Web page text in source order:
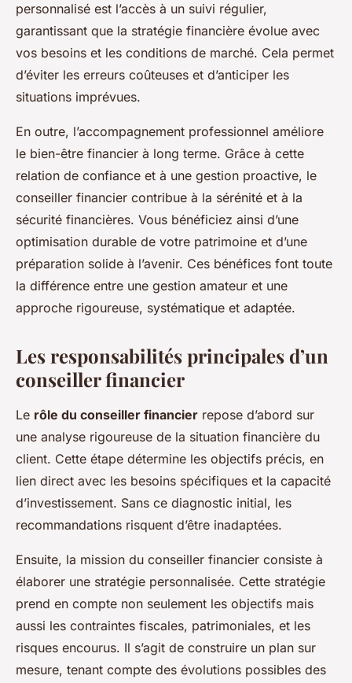
personnalisé est l’accès à un suivi régulier,
garantissant que la stratégie financière évolue avec
vos besoins et les conditions de marché. Cela permet
d’éviter les erreurs coûteuses et d’anticiper les
situations imprévues.
En outre, l’accompagnement professionnel améliore
le bien-être financier à long terme. Grâce à cette
relation de confiance et à une gestion proactive, le
conseiller financier contribue à la sérénité et à la
sécurité financières. Vous bénéficiez ainsi d’une
optimisation durable de votre patrimoine et d’une
préparation solide à l’avenir. Ces bénéfices font toute
la différence entre une gestion amateur et une
approche rigoureuse, systématique et adaptée.
Les responsabilités principales d’un
conseiller financier
Le rôle du conseiller financier repose d’abord sur
une analyse rigoureuse de la situation financière du
client. Cette étape détermine les objectifs précis, en
lien direct avec les besoins spécifiques et la capacité
d’investissement. Sans ce diagnostic initial, les
recommandations risquent d’être inadaptées.
Ensuite, la mission du conseiller financier consiste à
élaborer une stratégie personnalisée. Cette stratégie
prend en compte non seulement les objectifs mais
aussi les contraintes fiscales, patrimoniales, et les
risques encourus. Il s’agit de construire un plan sur
mesure, tenant compte des évolutions possibles des